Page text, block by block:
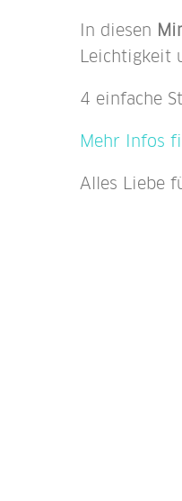
In diesen
Leichtigkeit
4 einfache
Mehr Infos
Alles Liebe